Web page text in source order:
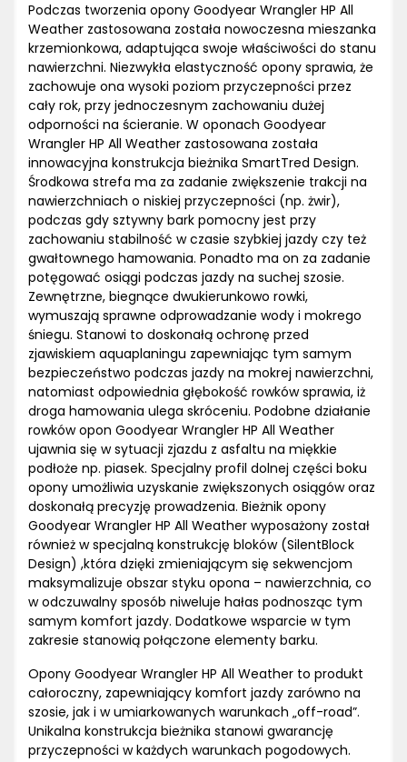
Podczas tworzenia opony Goodyear Wrangler HP All
Weather zastosowana została nowoczesna mieszanka
krzemionkowa, adaptująca swoje właściwości do stanu
nawierzchni. Niezwykła elastyczność opony sprawia, że
zachowuje ona wysoki poziom przyczepności przez
cały rok, przy jednoczesnym zachowaniu dużej
odporności na ścieranie. W oponach Goodyear
Wrangler HP All Weather zastosowana została
innowacyjna konstrukcja bieżnika SmartTred Design.
Środkowa strefa ma za zadanie zwiększenie trakcji na
nawierzchniach o niskiej przyczepności (np. żwir),
podczas gdy sztywny bark pomocny jest przy
zachowaniu stabilność w czasie szybkiej jazdy czy też
gwałtownego hamowania. Ponadto ma on za zadanie
potęgować osiągi podczas jazdy na suchej szosie.
Zewnętrzne, biegnące dwukierunkowo rowki,
wymuszają sprawne odprowadzanie wody i mokrego
śniegu. Stanowi to doskonałą ochronę przed
zjawiskiem aquaplaningu zapewniając tym samym
bezpieczeństwo podczas jazdy na mokrej nawierzchni,
natomiast odpowiednia głębokość rowków sprawia, iż
droga hamowania ulega skróceniu. Podobne działanie
rowków opon Goodyear Wrangler HP All Weather
ujawnia się w sytuacji zjazdu z asfaltu na miękkie
podłoże np. piasek. Specjalny profil dolnej części boku
opony umożliwia uzyskanie zwiększonych osiągów oraz
doskonałą precyzję prowadzenia. Bieżnik opony
Goodyear Wrangler HP All Weather wyposażony został
również w specjalną konstrukcję bloków (SilentBlock
Design) ,która dzięki zmieniającym się sekwencjom
maksymalizuje obszar styku opona – nawierzchnia, co
w odczuwalny sposób niweluje hałas podnosząc tym
samym komfort jazdy. Dodatkowe wsparcie w tym
zakresie stanowią połączone elementy barku.
Opony Goodyear Wrangler HP All Weather to produkt
całoroczny, zapewniający komfort jazdy zarówno na
szosie, jak i w umiarkowanych warunkach „off-road”.
Unikalna konstrukcja bieżnika stanowi gwarancję
przyczepności w każdych warunkach pogodowych.